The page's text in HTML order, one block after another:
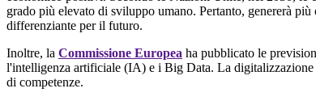
grado più elevato di sviluppo umano. Pertanto, genererà
differenziante per il futuro.
Inoltre, la Commissione Europea ha pubblicato le
l'intelligenza artificiale (IA) e i Big Data. La digitalizzazione
di competenze.